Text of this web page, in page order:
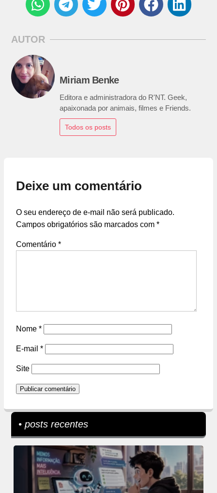
AUTOR
Miriam Benke
Editora e administradora do R'NT. Geek,
apaixonada por animais, filmes e Friends.
Todos os posts
Deixe um comentário
O seu endereço de e-mail não será publicado.
Campos obrigatórios são marcados com *
Comentário *
Nome *
E-mail *
Site
• posts recentes